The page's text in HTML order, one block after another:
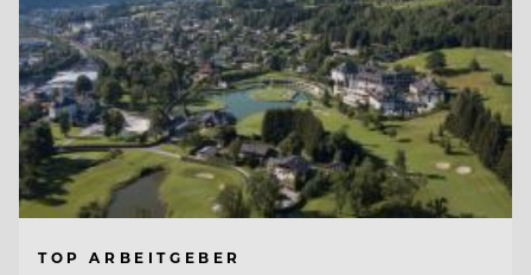
TOP ARBEITGEBER